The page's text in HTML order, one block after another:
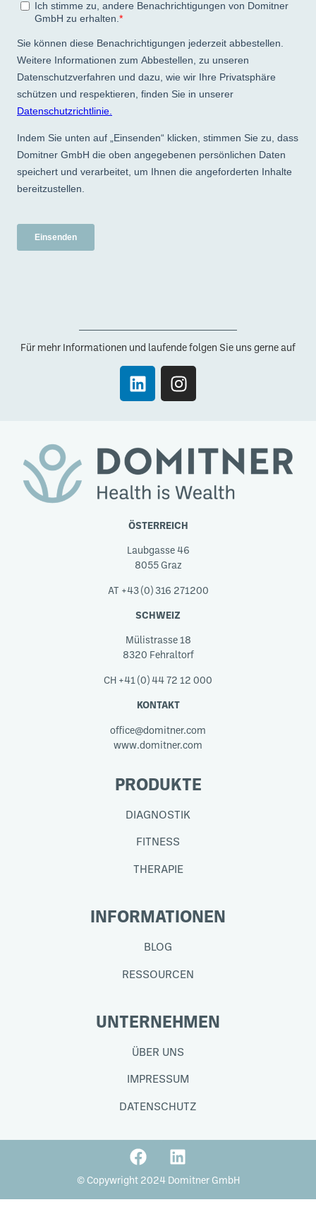
Für mehr Informationen und laufende folgen Sie uns gerne auf
ÖSTERREICH
Laubgasse 46
8055 Graz
AT +43 (0) 316 271200
SCHWEIZ
Mülistrasse 18
8320 Fehraltorf
CH +41 (0) 44 72 12 000
KONTAKT
office@domitner.com
www.domitner.com
PRODUKTE
DIAGNOSTIK
FITNESS
THERAPIE
INFORMATIONEN
BLOG
RESSOURCEN
UNTERNEHMEN
ÜBER UNS
IMPRESSUM
DATENSCHUTZ
© Copywright 2024 Domitner GmbH